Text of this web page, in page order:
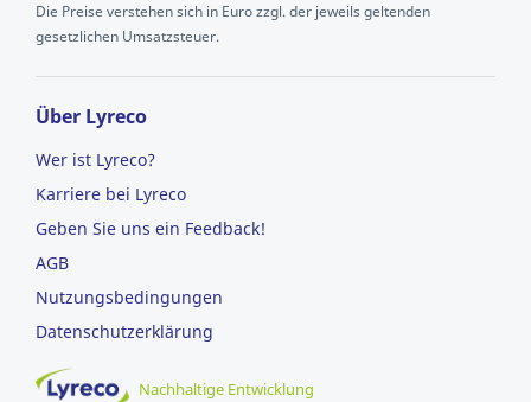
Die Preise verstehen sich in Euro zzgl. der jeweils geltenden
gesetzlichen Umsatzsteuer.
Über Lyreco
Wer ist Lyreco?
Karriere bei Lyreco
Geben Sie uns ein Feedback!
AGB
Nutzungsbedingungen
Datenschutzerklärung
Nachhaltige Entwicklung